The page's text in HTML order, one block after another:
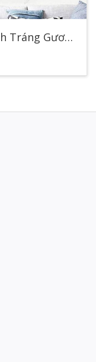
Tranh Tráng Gương Thuận Buồm Xuôi Gió 2